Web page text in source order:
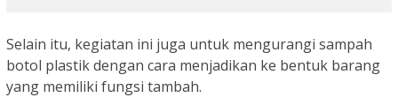
Selain itu, kegiatan ini juga untuk mengurangi sampah
botol plastik dengan cara menjadikan ke bentuk barang
yang memiliki fungsi tambah.